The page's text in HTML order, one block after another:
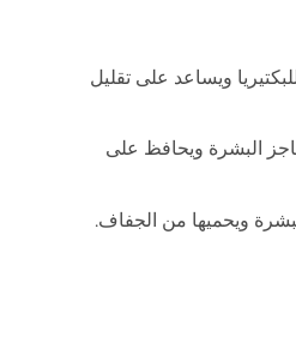
ويساعد على تقليل
البشرة ويحافظ على
ويحميها من الجفاف.